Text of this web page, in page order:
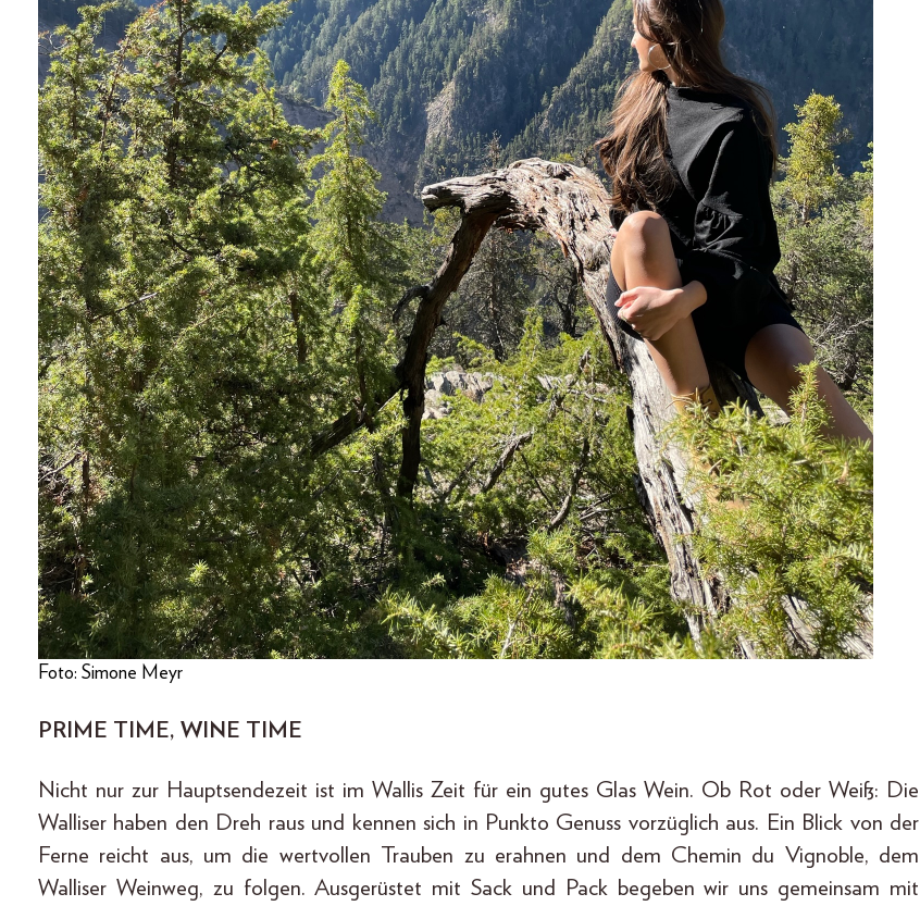
Foto: Simone Meyr
PRIME TIME, WINE TIME
Nicht nur zur Hauptsendezeit ist im Wallis Zeit für ein gutes Glas Wein. Ob Rot oder Weiß: Die
Walliser haben den Dreh raus und kennen sich in Punkto Genuss vorzüglich aus. Ein Blick von der
Ferne reicht aus, um die wertvollen Trauben zu erahnen und dem Chemin du Vignoble, dem
Walliser Weinweg, zu folgen. Ausgerüstet mit Sack und Pack begeben wir uns gemeinsam mit